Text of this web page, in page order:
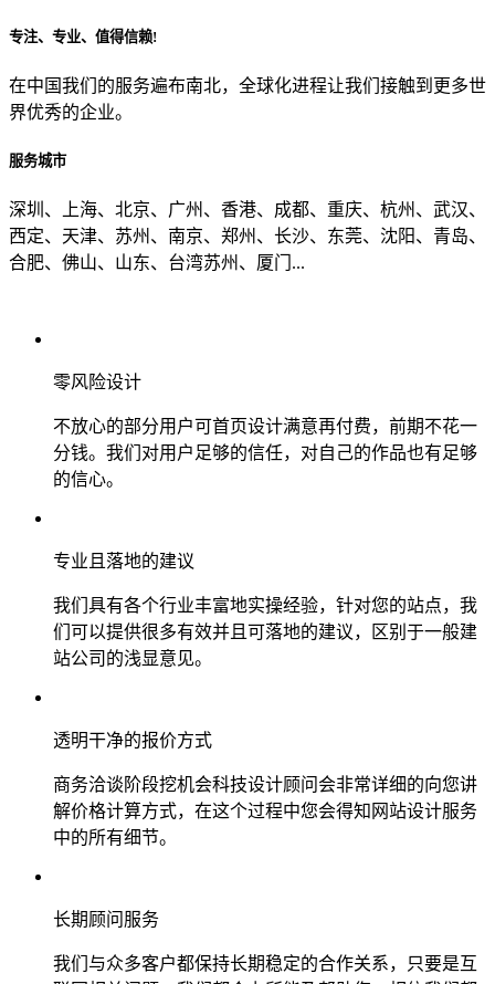
专注、专业、值得信赖!
在中国我们的服务遍布南北，全球化进程让我们接触到更多世
界优秀的企业。
服务城市
深圳、上海、北京、广州、香港、成都、重庆、杭州、武汉、
西定、天津、苏州、南京、郑州、长沙、东莞、沈阳、青岛、
合肥、佛山、山东、台湾苏州、厦门...
零风险设计
不放心的部分用户可首页设计满意再付费，前期不花一
分钱。我们对用户足够的信任，对自己的作品也有足够
的信心。
专业且落地的建议
我们具有各个行业丰富地实操经验，针对您的站点，我
们可以提供很多有效并且可落地的建议，区别于一般建
站公司的浅显意见。
透明干净的报价方式
商务洽谈阶段挖机会科技设计顾问会非常详细的向您讲
解价格计算方式，在这个过程中您会得知网站设计服务
中的所有细节。
长期顾问服务
我们与众多客户都保持长期稳定的合作关系，只要是互